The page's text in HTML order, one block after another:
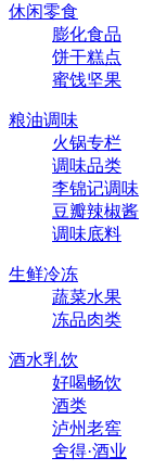
休闲零食
膨化食品
饼干糕点
蜜饯坚果
粮油调味
火锅专栏
调味品类
李锦记调味
豆瓣辣椒酱
调味底料
生鲜冷冻
蔬菜水果
冻品肉类
酒水乳饮
好喝畅饮
酒类
泸州老窖
舍得·酒业